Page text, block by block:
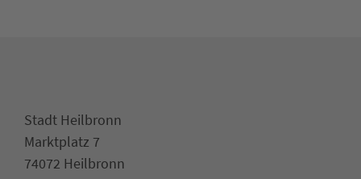
Stadt Heilbronn
Marktplatz 7
74072 Heilbronn